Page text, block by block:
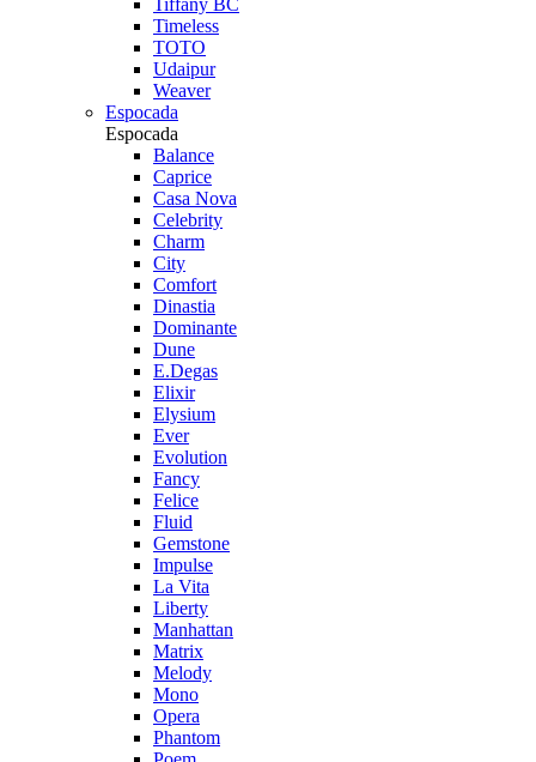
Tiffany BC
Timeless
TOTO
Udaipur
Weaver
Espocada
Espocada
Balance
Caprice
Casa Nova
Celebrity
Charm
City
Comfort
Dinastia
Dominante
Dune
E.Degas
Elixir
Elysium
Ever
Evolution
Fancy
Felice
Fluid
Gemstone
Impulse
La Vita
Liberty
Manhattan
Matrix
Melody
Mono
Opera
Phantom